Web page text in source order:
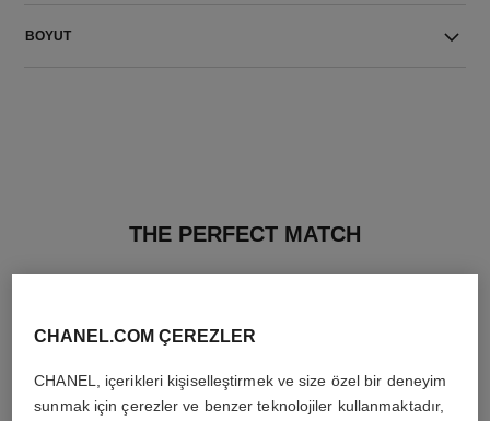
BOYUT
THE PERFECT MATCH
CHANEL.COM ÇEREZLER
CHANEL, içerikleri kişiselleştirmek ve size özel bir deneyim
sunmak için çerezler ve benzer teknolojiler kullanmaktadır,